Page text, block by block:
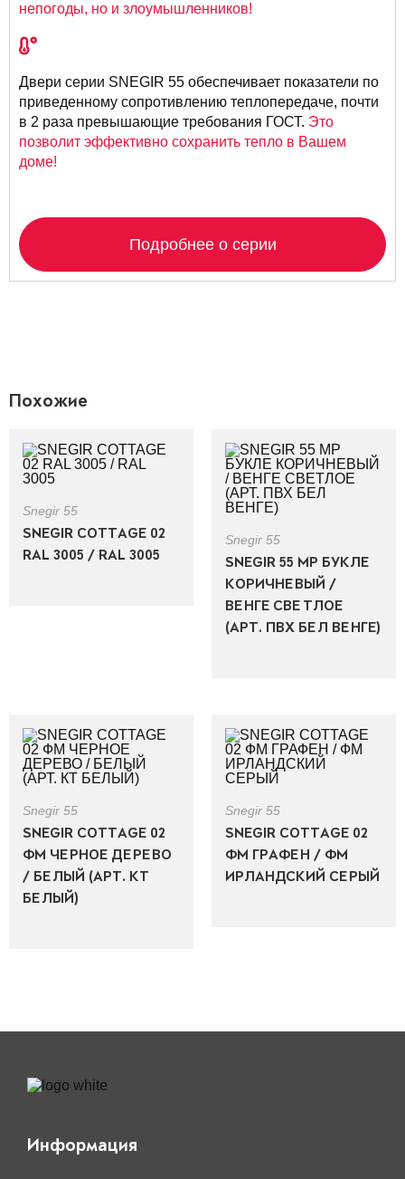
непогоды, но и злоумышленников!
Двери серии SNEGIR 55 обеспечивает показатели по
приведенному сопротивлению теплопередаче, почти
в 2 раза превышающие требования ГОСТ. Это
позволит эффективно сохранить тепло в Вашем
доме!
Подробнее о серии
Похожие
Snegir 55
SNEGIR COTTAGE 02
RAL 3005 / RAL 3005
Snegir 55
SNEGIR 55 MP БУКЛЕ
КОРИЧНЕВЫЙ /
ВЕНГЕ СВЕТЛОЕ
(АРТ. ПВХ БЕЛ ВЕНГЕ)
Snegir 55
SNEGIR COTTAGE 02
ФМ ЧЕРНОЕ ДЕРЕВО
/ БЕЛЫЙ (АРТ. КТ
БЕЛЫЙ)
Snegir 55
SNEGIR COTTAGE 02
ФМ ГРАФЕН / ФМ
ИРЛАНДСКИЙ СЕРЫЙ
Информация